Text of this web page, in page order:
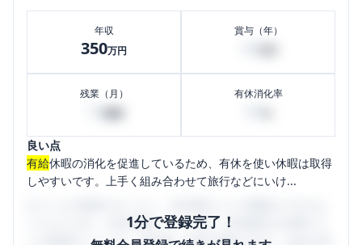
年収
350万円
賞与（年）
残業（月） 有休消化率
良い点
有給休暇の消化を促進しているため、有休を使い休暇は取得
しやすいです。上手く組み合わせて旅行などにいけ...
1分で登録完了！
うになります。SHEHUB(シーハブ)は、女性限定の企業口コ
ミの投稿サイトです。給与面・女性の働きやすさ・会社の評